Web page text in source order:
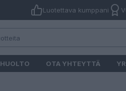
Luotettava kumppani
HUOLTO OTA YHTEYTTÄ